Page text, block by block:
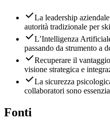
La leadership
autorità tradizionale per
L’Intelligenza
passando da strumento a
Recuperare il
visione strategica e
La sicurezza
collaboratori sono
Fonti